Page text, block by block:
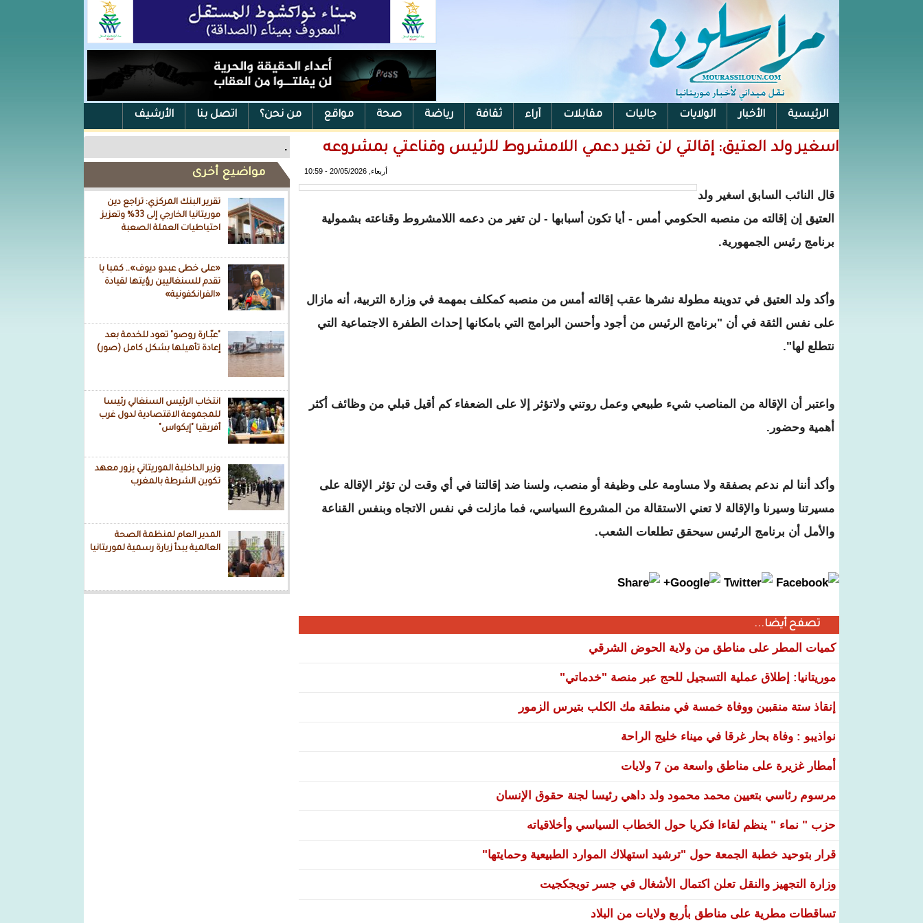
الرئيسية الأخبار الولايات جاليات مقابلات آراء ثقافة رياضة صحة مواقع من نحن؟ اتصل بنا الأرشيف
الفيس بوك .
مواضيع أخرى
تقرير البنك المركزي: تراجع دين
موريتانيا الخارجي إلى 33% وتعزيز
احتياطيات العملة الصعبة
«على خطى عبدو ديوف».. كمبا با
تقدم للسنغاليين رؤيتها لقيادة
«الفرانكفونية»
"عبّـارة روصو" تعود للخدمة بعد
إعادة تأهيلها بشكل كامل (صور)
انتخاب الرئيس السنغالي رئيسا
للمجموعة الاقتصادية لدول غرب
أفريقيا "إيكواس"
وزير الداخلية الموريتاني يزور معهد
تكوين الشرطة بالمغرب
المدير العام لمنظمة الصحة
العالمية يبدأ زيارة رسمية لموريتانيا
اسغير ولد العتيق: إقالتي لن تغير دعمي اللامشروط للرئيس وقناعتي بمشروعه
أربعاء, 20/05/2026 - 10:59
قال النائب السابق اسغير ولد
العتيق إن إقالته من منصبه الحكومي أمس - أيا تكون أسبابها - لن تغير من دعمه اللامشروط وقناعته بشمولية
برنامج رئيس الجمهورية.
وأكد ولد العتيق في تدوينة مطولة نشرها عقب إقالته أمس من منصبه كمكلف بمهمة في وزارة التربية، أنه مازال
على نفس الثقة في أن "برنامج الرئيس من أجود وأحسن البرامج التي بامكانها إحداث الطفرة الاجتماعية التي
نتطلع لها".
واعتبر أن الإقالة من المناصب شيء طبيعي وعمل روتني ولاتؤثر إلا على الضعفاء كم أقيل قبلي من وظائف أكثر
أهمية وحضور.
وأكد أننا لم ندعم بصفقة ولا مساومة على وظيفة أو منصب، ولسنا ضد إقالتنا في أي وقت لن تؤثر الإقالة على
مسيرتنا وسيرنا والإقالة لا تعني الاستقالة من المشروع السياسي، فما مازلت في نفس الاتجاه وبنفس القناعة
والأمل أن برنامج الرئيس سيحقق تطلعات الشعب.
تصفح أيضا...
كميات المطر على مناطق من ولاية الحوض الشرقي
موريتانيا: إطلاق عملية التسجيل للحج عبر منصة "خدماتي"
إنقاذ ستة منقبين ووفاة خمسة في منطقة مك الكلب بتيرس الزمور
نواذيبو : وفاة بحار غرقا في ميناء خليج الراحة
أمطار غزيرة على مناطق واسعة من 7 ولايات
مرسوم رئاسي بتعيين محمد محمود ولد داهي رئيسا لجنة حقوق الإنسان
حزب " نماء " ينظم لقاءا فكريا حول الخطاب السياسي وأخلاقياته
قرار بتوحيد خطبة الجمعة حول "ترشيد استهلاك الموارد الطبيعية وحمايتها"
وزارة التجهيز والنقل تعلن اكتمال الأشغال في جسر تويجكجيت
تساقطات مطرية على مناطق بأربع ولايات من البلاد